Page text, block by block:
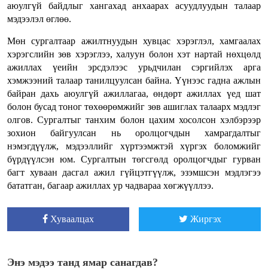
аюулгүй байдлыг хангахад анхаарах асуудлуудын талаар
мэдээлэл өглөө.
Мөн сургалтаар ажилтнуудын хувцас хэрэглэл, хамгаалах
хэрэгслийн зөв хэрэглээ, халуун болон хэт нартай нөхцөлд
ажиллах үеийн эрсдэлээс урьдчилан сэргийлэх арга
хэмжээний талаар танилцуулсан байна. Үүнээс гадна ажлын
байран дахь аюулгүй ажиллагаа, өндөрт ажиллах үед шат
болон бусад тоног төхөөрөмжийг зөв ашиглах талаарх мэдлэг
олгов. Сургалтыг танхим болон цахим хосолсон хэлбэрээр
зохион байгуулсан нь оролцогчдын хамрагдалтыг
нэмэгдүүлж, мэдээллийг хүртээмжтэй хүргэх боломжийг
бүрдүүлсэн юм. Сургалтын төгсгөлд оролцогчдыг гурван
багт хуваан дасгал ажил гүйцэтгүүлж, эзэмшсэн мэдлэгээ
бататган, багаар ажиллах ур чадвараа хөгжүүллээ.
Хуваалцах Жиргэх
Энэ мэдээ танд ямар санагдав?